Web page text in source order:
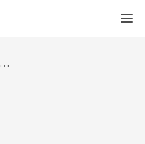
Rapporter - Kraftsituasjonen